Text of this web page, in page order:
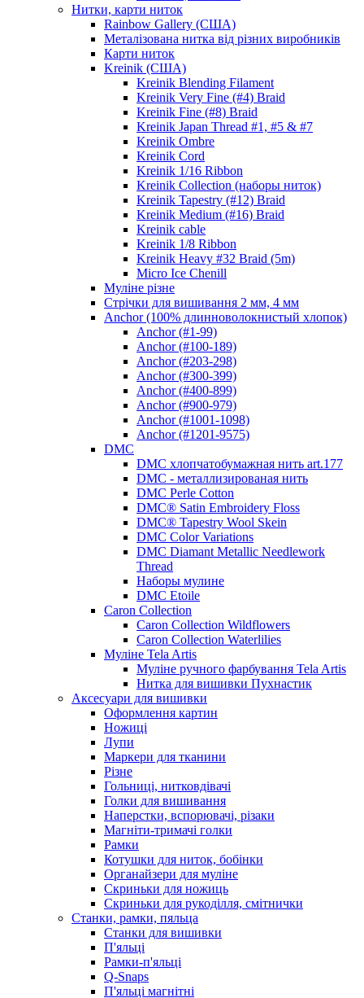
Нитки, карти ниток
Rainbow Gallery (США)
Металізована нитка від різних виробників
Карти ниток
Kreinik (США)
Kreinik Blending Filament
Kreinik Very Fine (#4) Braid
Kreinik Fine (#8) Braid
Kreinik Japan Thread #1, #5 & #7
Kreinik Ombre
Kreinik Cord
Kreinik 1/16 Ribbon
Kreinik Collection (наборы ниток)
Kreinik Tapestry (#12) Braid
Kreinik Medium (#16) Braid
Kreinik cable
Kreinik 1/8 Ribbon
Kreinik Heavy #32 Braid (5m)
Micro Ice Chenill
Муліне різне
Стрічки для вишивання 2 мм, 4 мм
Anchor (100% длинноволокнистый хлопок)
Anchor (#1-99)
Anchor (#100-189)
Anchor (#203-298)
Anchor (#300-399)
Anchor (#400-899)
Anchor (#900-979)
Anchor (#1001-1098)
Anchor (#1201-9575)
DMC
DMC хлопчатобумажная нить art.177
DMC - металлизированая нить
DMC Perle Cotton
DMC® Satin Embroidery Floss
DMC® Tapestry Wool Skein
DMC Color Variations
DMC Diamant Metallic Needlework
Thread
Наборы мулине
DMC Etoile
Caron Collection
Caron Collection Wildflowers
Caron Collection Waterlilies
Муліне Tela Artis
Муліне ручного фарбування Tela Artis
Нитка для вишивки Пухнастик
Аксесуари для вишивки
Оформлення картин
Ножиці
Лупи
Маркери для тканини
Різне
Гольниці, нитковдівачі
Голки для вишивання
Наперстки, вспорювачі, різаки
Магніти-тримачі голки
Рамки
Котушки для ниток, бобінки
Органайзери для муліне
Скриньки для ножиць
Скриньки для рукоділля, смітнички
Станки, рамки, пяльца
Станки для вишивки
П'яльці
Рамки-п'яльці
Q-Snaps
П'яльці магнітні